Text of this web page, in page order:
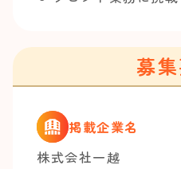
募
掲載企業名
株式会社一越